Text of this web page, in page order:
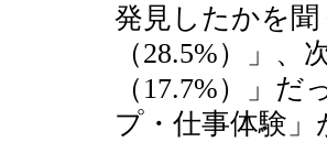
発見したかを
（28.5%）」
（17.7%）」
プ・仕事体験」